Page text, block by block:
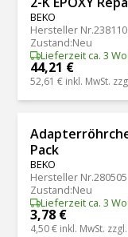
BEKO
Hersteller Nr.
Zustand:Neu
Lieferzeit ca. 3
44,21 €
52,61 € inkl. MwSt.
Pack
BEKO
Hersteller Nr.280505
Zustand:Neu
Lieferzeit ca. 3
3,78 €
4,50 € inkl. MwSt.